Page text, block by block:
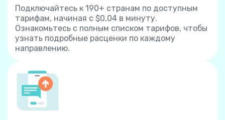
Подключайтесь к 190+ странам по доступным
тарифам, начиная с $0,04 в минуту.
Ознакомьтесь с полным списком тарифов, чтобы
узнать подробные расценки по каждому
направлению.